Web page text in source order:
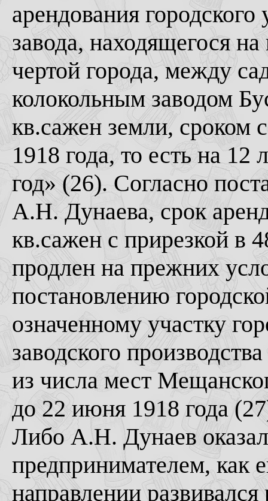
арендования
завода, находящегося
чертой города, между
колокольным заводом
кв.сажен земли, сроком
1918 года, то есть на 12
год» (26). Согласно
А.Н. Дунаева, срок
кв.сажен с прирезкой в
продлен на прежних
постановлению
означенному участку
заводского
из числа мест
до 22 июня 1918 года
Либо А.Н. Дунаев
предпринимателем, как
направлении